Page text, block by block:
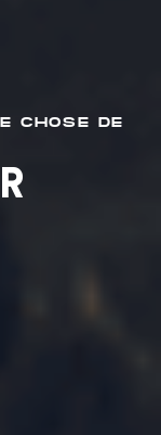
CHOSE DE